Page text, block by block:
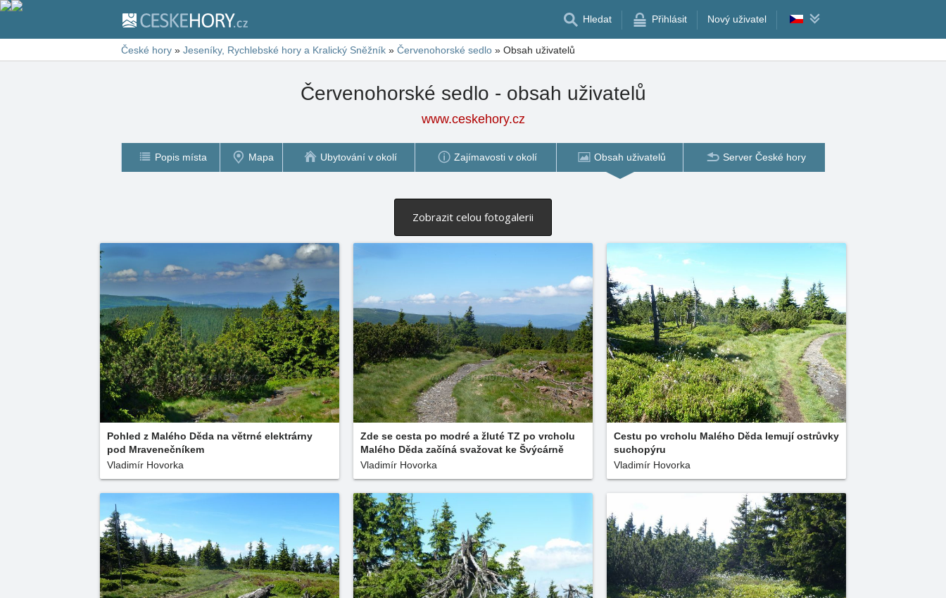
Hledat Přihlásit Nový uživatel
České hory » Jeseníky, Rychlebské hory a Kralický Sněžník » Červenohorské sedlo » Obsah uživatelů
Červenohorské sedlo - obsah uživatelů
www.ceskehory.cz
Popis místa Mapa Ubytování v okolí Zajímavosti v okolí Obsah uživatelů Server České hory
Zobrazit celou fotogalerii
Pohled z Malého Děda na větrné elektrárny
pod Mravenečníkem
Vladimír Hovorka
Zde se cesta po modré a žluté TZ po vrcholu
Malého Děda začíná svažovat ke Švýcárně
Vladimír Hovorka
Cestu po vrcholu Malého Děda lemují ostrůvky
suchopýru
Vladimír Hovorka